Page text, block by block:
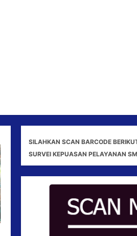
SILAHKAN SCAN BARCODE
SURVEI KEPUASAN PELAYANAN